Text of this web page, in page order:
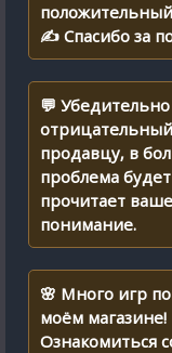
✍ Спасибо за
💬
продавцу, в
проблема
прочитает
понимание.
🌸 Много игр
моём магазине!
Ознакомиться